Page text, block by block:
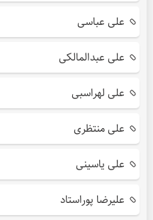
علی عباسی
علی عبدالمالکی
علی لهراسبی
علی منتظری
علی یاسینی
علیرضا پوراستاد